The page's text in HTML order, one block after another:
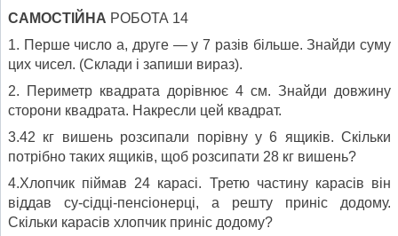
САМОСТІЙНА РОБОТА 14
1. Перше число а, друге — у 7 разів більше. Знайди суму
цих чисел. (Склади і запиши вираз).
2. Периметр квадрата дорівнює 4 см. Знайди довжину
сторони квадрата. Накресли цей квадрат.
3.42 кг вишень розсипали порівну у 6 ящиків. Скільки
потрібно таких ящиків, щоб розсипати 28 кг вишень?
4.Хлопчик піймав 24 карасі. Третю частину карасів він
віддав су-сідці-пенсіонерці, а решту приніс додому.
Скільки карасів хлопчик приніс додому?